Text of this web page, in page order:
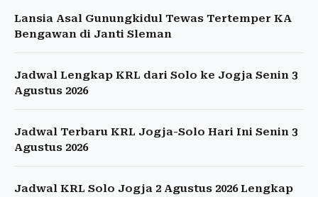
Lansia Asal Gunungkidul Tewas Tertemper KA
Bengawan di Janti Sleman
Jadwal Lengkap KRL dari Solo ke Jogja Senin 3
Agustus 2026
Jadwal Terbaru KRL Jogja-Solo Hari Ini Senin 3
Agustus 2026
Jadwal KRL Solo Jogja 2 Agustus 2026 Lengkap